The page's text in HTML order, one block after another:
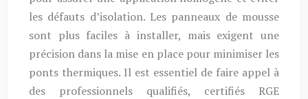
les défauts d’isolation. Les panneaux de mousse
sont plus faciles à installer, mais exigent une
précision dans la mise en place pour minimiser les
ponts thermiques. Il est essentiel de faire appel à
des professionnels qualifiés, certifiés RGE